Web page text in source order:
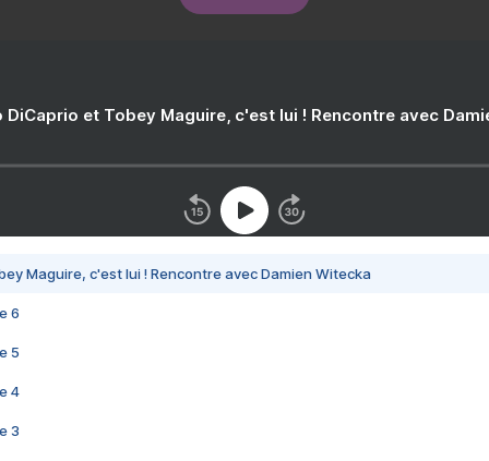
DiCaprio et Tobey Maguire, c'est lui ! Rencontre avec
Maguire, c'est lui ! Rencontre avec Damien Witecka
6
5
4
3